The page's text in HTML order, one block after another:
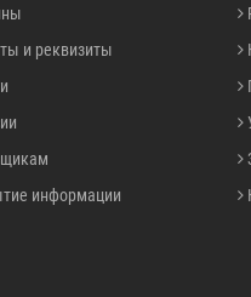
и реквизиты
информации